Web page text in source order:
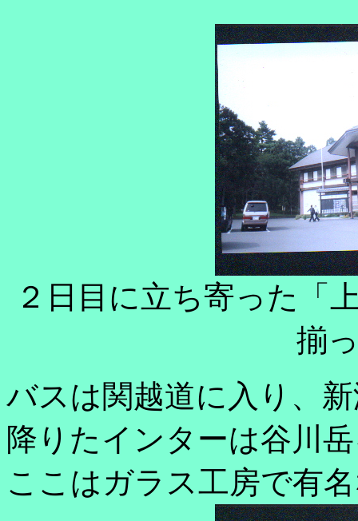
２日目に立ち寄った「
揃
バスは関越道に入り、
降りたインターは谷川
ここはガラス工房で有